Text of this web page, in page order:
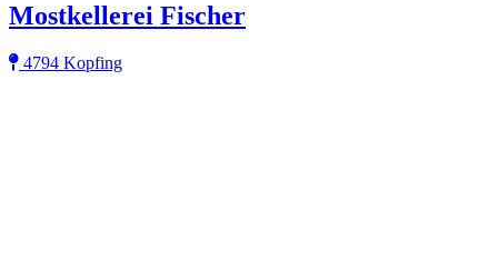
Mostkellerei Fischer
4794 Kopfing